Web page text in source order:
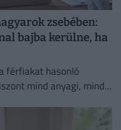
zsebében:
bajba kerülne, ha
férfiakat hasonló
mind anyagi, mind